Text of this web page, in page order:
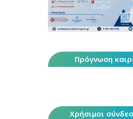
Πρόγνωση
Χρήσιμοι